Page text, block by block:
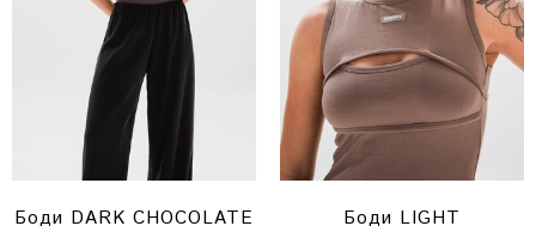
Боди DARK CHOCOLATE
Боди LIGHT